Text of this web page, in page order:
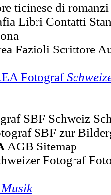
ticinese di
Libri Contatti
Fazioli Scrittore
Fotograf
SBF Schweiz
SBF zur
AGB Sitemap
Fotograf
Musik